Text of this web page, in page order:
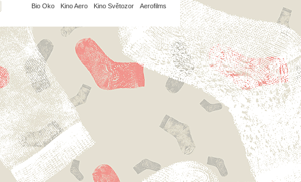
Bio Oko Kino Aero Kino Světozor Aerofilms